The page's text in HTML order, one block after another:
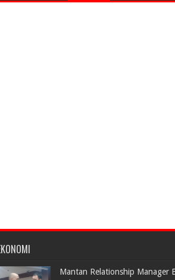
Mantan Relationship Manager